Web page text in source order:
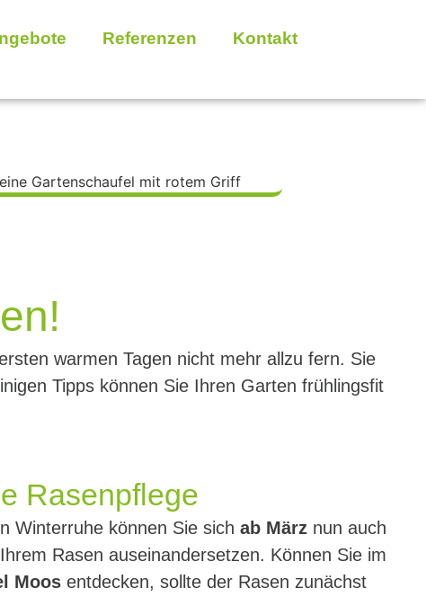
Referenzen Kontakt
warmen Tagen nicht mehr allzu fern. Sie
Tipps können Sie Ihren Garten frühlingsfit
Rasenpflege
Winterruhe können Sie sich ab März nun auch
Rasen auseinandersetzen. Können Sie im
Moos entdecken, sollte der Rasen zunächst